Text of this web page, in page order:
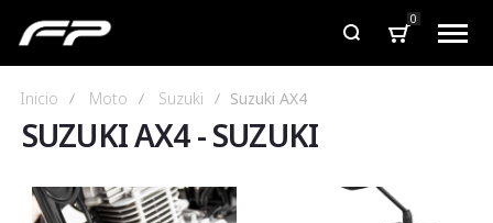
0
Inicio Moto Suzuki Suzuki AX4
SUZUKI AX4-SUZUKI